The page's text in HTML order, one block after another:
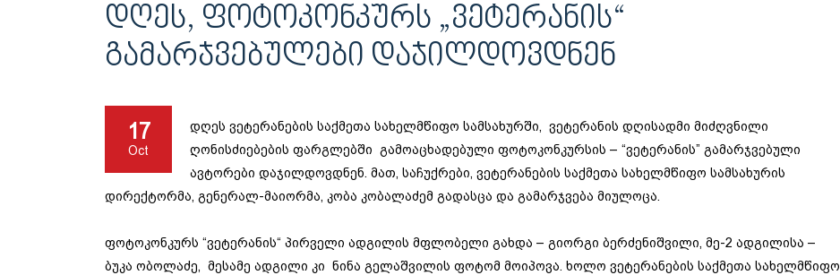
ᲓᲦᲔᲡ, ᲤᲝᲢᲝᲙᲝᲜᲙᲣᲠᲡ „ᲕᲔᲢᲔᲠᲐᲜᲘᲡ“
ᲒᲐᲛᲐᲠᲯᲕᲔᲑᲣᲚᲔᲑᲘ ᲓᲐᲯᲘᲚᲓᲝᲕᲓᲜᲔᲜ
17
Oct
დღეს ვეტერანების საქმეთა სახელმწიფო სამსახურში, ვეტერანის დღისადმი მიძღვნილი
ღონისძიებების ფარგლებში გამოაცხადებული ფოტოკონკურსის – “ვეტერანის” გამარჯვებული
ავტორები დაჯილდოვდნენ. მათ, საჩუქრები, ვეტერანების საქმეთა სახელმწიფო სამსახურის
დირექტორმა, გენერალ-მაიორმა, კობა კობალაძემ გადასცა და გამარჯვება მიულოცა.
ფოტოკონკურს “ვეტერანის“ პირველი ადგილის მფლობელი გახდა – გიორგი ბერძენიშვილი, მე-2 ადგილისა –
ბუკა ობოლაძე, მესამე ადგილი კი ნინა გელაშვილის ფოტომ მოიპოვა. ხოლო ვეტერანების საქმეთა სახელმწიფო